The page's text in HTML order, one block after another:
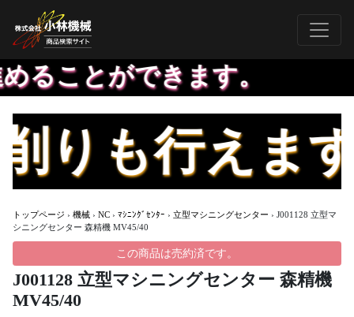
とができます。
も行えます。
トップページ › 機械 › NC › ﾏｼﾆﾝｸﾞｾﾝﾀｰ › 立型マシニングセンター › J001128 立型マ
シニングセンター 森精機 MV45/40
この商品は売約済です。
J001128 立型マシニングセンター 森精機
MV45/40